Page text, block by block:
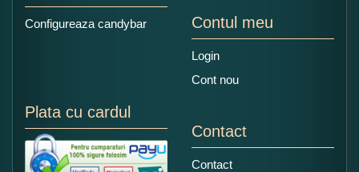
Configureaza candybar Contul meu
Login
Cont nou
Plata cu cardul
Contact
Contact